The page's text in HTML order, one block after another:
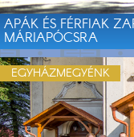
APÁK ÉS FÉRFIAK
MÁRIAPÓCSRA
EGYHÁZMEGYÉNK